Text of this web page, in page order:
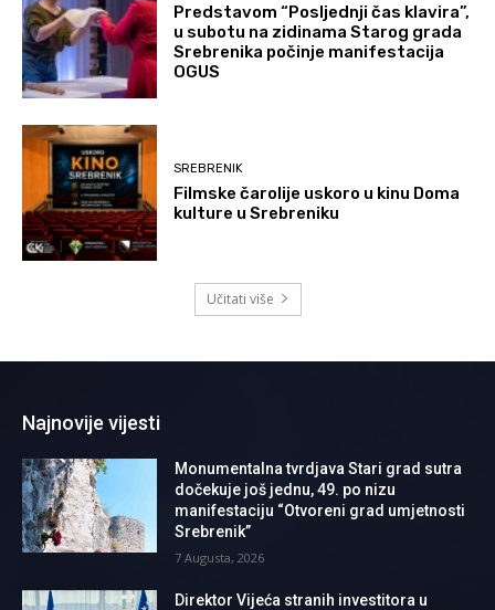
Predstavom “Posljednji čas klavira”,
u subotu na zidinama Starog grada
Srebrenika počinje manifestacija
OGUS
SREBRENIK
Filmske čarolije uskoro u kinu Doma
kulture u Srebreniku
Učitati više
Najnovije vijesti
Monumentalna tvrdjava Stari grad sutra
dočekuje još jednu, 49. po nizu
manifestaciju “Otvoreni grad umjetnosti
Srebrenik”
7 Augusta, 2026
Direktor Vijeća stranih investitora u